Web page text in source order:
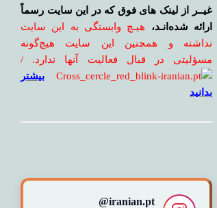
غیــر از لینک های فوق که در این سایت رسماً
ارائه شده‌انـد، هیـچ وابستگی به این سایت
نداشته و همچنین این سایت هیچ‌گونه
مسؤلیتی در قبال فعالیت آنها ندارد. /
بیشتر
بدانید
iranian.pt@